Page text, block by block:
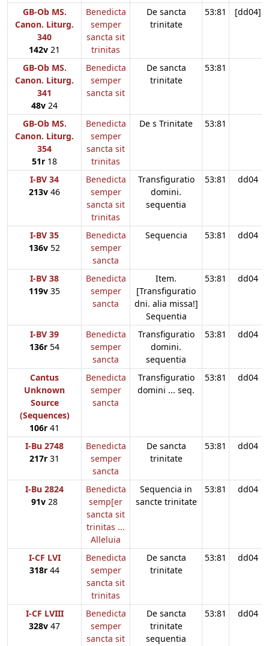
GB-Ob MS.
Canon. Liturg.
340
142v 21
Benedicta
semper
sancta sit
trinitas
De sancta
trinitate
53:81 [dd04]
GB-Ob MS.
Canon. Liturg.
341
48v 24
Benedicta
semper
sancta sit
De sancta
trinitate
53:81
GB-Ob MS.
Canon. Liturg.
354
51r 18
Benedicta
semper
sancta sit
trinitas
De s Trinitate 53:81
I-BV 34
213v 46
Benedicta
semper
sancta sit
trinitas
Transfiguratio
domini.
sequentia
53:81 dd04
I-BV 35
136v 52
Benedicta
semper
sancta
Sequencia 53:81 dd04
I-BV 38
119v 35
Benedicta
semper
sancta
Item.
[Transfiguratio
dni. alia missa!]
Sequentia
53:81 dd04
I-BV 39
136r 54
Benedicta
semper
sancta
Transfiguratio
domini.
sequentia
53:81 dd04
Cantus
Unknown
Source
(Sequences)
106r 41
Benedicta
semper
sancta
Transfiguratio
domini ... seq.
53:81 dd04
I-Bu 2748
217r 31
Benedicta
semper
sancta
De sancta
trinitate
53:81 dd04
I-Bu 2824
91v 28
Benedicta
semp[er
sancta sit
trinitas ...
Alleluia
Sequencia in
sancte trinitate
53:81 dd04
I-CF LVI
318r 44
Benedicta
semper
sancta sit
trinitas
De sancta
trinitate
53:81 dd04
I-CF LVIII
328v 47
Benedicta
semper
sancta sit
De sancta
trinitate
sequentia
53:81 dd04